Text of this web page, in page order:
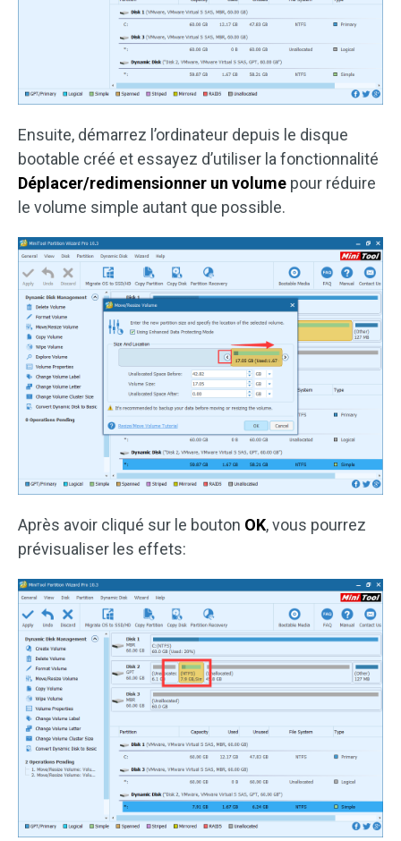
Ensuite, démarrez l’ordinateur depuis le disque
bootable créé et essayez d’utiliser la fonctionnalité
Déplacer/redimensionner un volume pour réduire
le volume simple autant que possible.
Après avoir cliqué sur le bouton OK, vous pourrez
prévisualiser les effets: